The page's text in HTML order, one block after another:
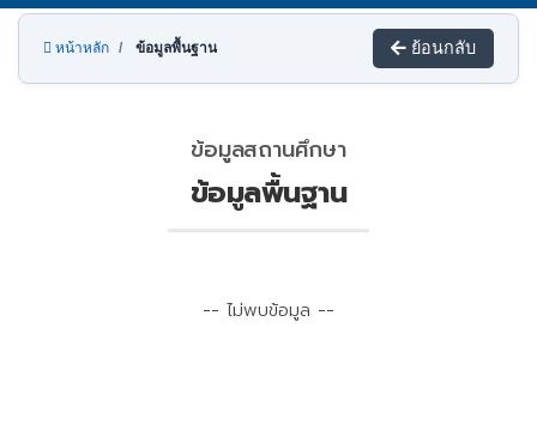
หน้าหลัก ข้อมูลพื้นฐาน ย้อนกลับ
ข้อมูลสถานศึกษา
ข้อมูลพื้นฐาน
-- ไม่พบข้อมูล --